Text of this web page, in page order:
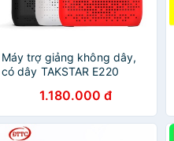
Máy trợ giảng không dây,
có dây TAKSTAR E220
giáo viên, hướng dẫn viên -
BẢO HÀNH 1 NĂM
1.180.000 đ